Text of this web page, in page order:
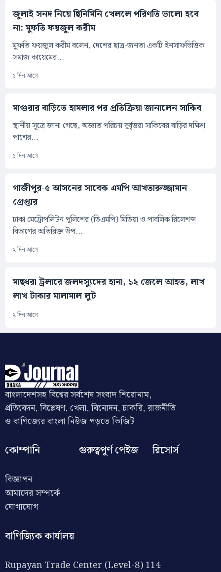
জুলাই সনদ নিয়ে ছিনিমিনি খেললে পরিণতি ভালো হবে
না: মুফতি ফয়জুল করীম
মুফতি ফয়জুল করীম বলেন, দেশের ছাত্র-জনতা একটি ইনসাফভিত্তিক
সমাজ কায়েমের...
১ দিন আগে
মাগুরার বাড়িতে হামলার পর প্রতিক্রিয়া জানালেন সাকিব
স্থানীয় সূত্রে জানা গেছে, অজ্ঞাত পরিচয় দুর্বৃত্তরা সাকিবের বাড়ির দক্ষিণ
পাশের...
১ দিন আগে
গাজীপুর-৫ আসনের সাবেক এমপি আখতারুজ্জামান
গ্রেপ্তার
ঢাকা মেট্রোপলিটন পুলিশের (ডিএমপি) মিডিয়া ও পাবলিক রিলেশন্স
বিভাগের অতিরিক্ত উপ...
২ দিন আগে
মাছধরা ট্রলারে জলদস্যুদের হানা, ১২ জেলে আহত, লাখ
লাখ টাকার মালামাল লুট
২ দিন আগে
বাংলাদেশসহ বিশ্বের সর্বশেষ সংবাদ শিরোনাম,
প্রতিবেদন, বিশ্লেষণ, খেলা, বিনোদন, চাকরি, রাজনীতি
ও বাণিজ্যের বাংলা নিউজ পড়তে ভিজিট
কোম্পানি
বিজ্ঞাপন
আমাদের সম্পর্কে
যোগাযোগ
গুরুত্বপূর্ণ পেইজ রিসোর্স
বাণিজ্যিক কার্যালয়
Rupayan Trade Center (Level-8) 114